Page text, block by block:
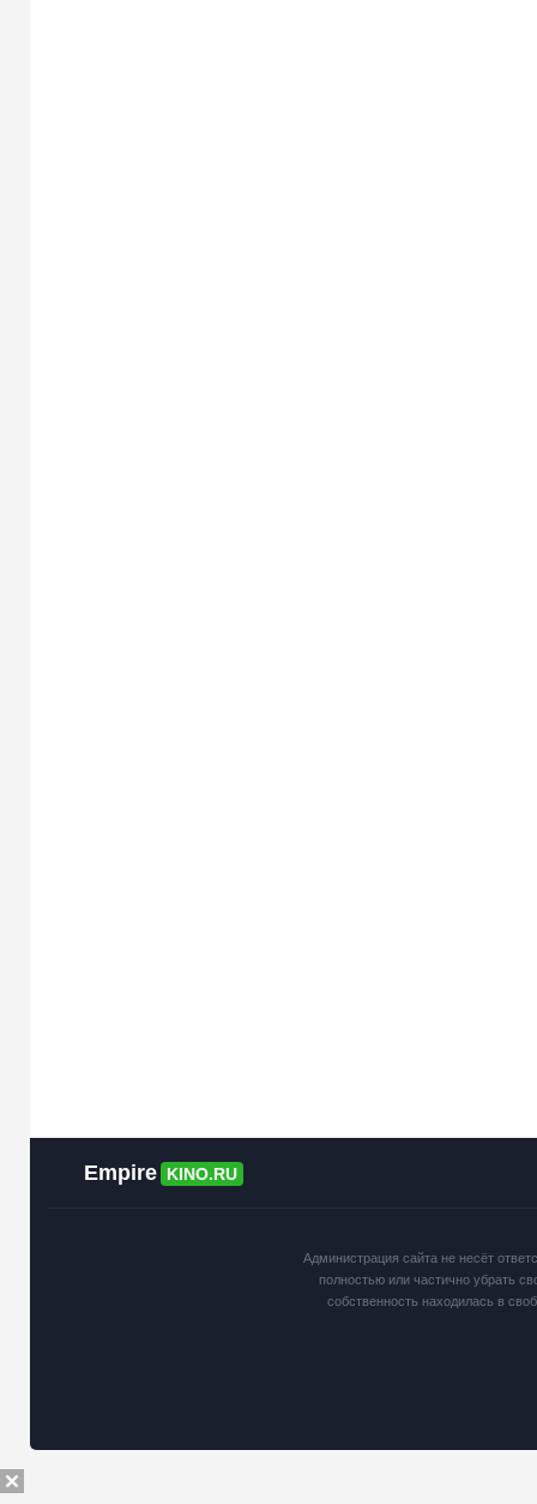
Empire KINO.RU
Администрация сайта не несёт
полностью или частично убрать
собственность находилась в